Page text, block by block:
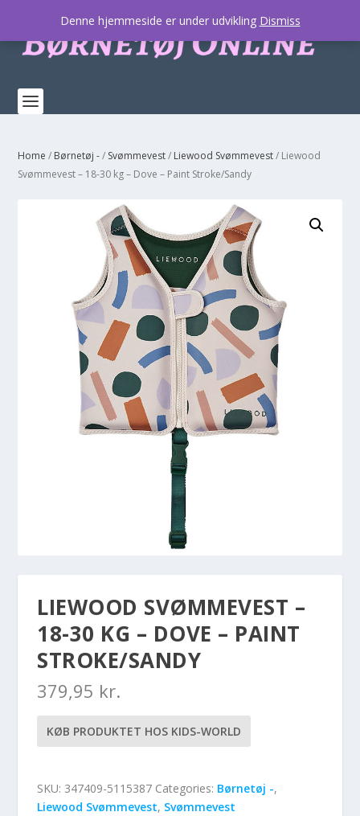
Home / Børnetøj -/ Svømmevest/ Liewood Svømmevest/ Liewood
Svømmevest – 18-30 kg – Dove – Paint Stroke/Sandy
LIEWOOD SVØMMEVEST –
18-30 KG – DOVE – PAINT
STROKE/SANDY
379,95 kr.
KØB PRODUKTET HOS KIDS-WORLD
SKU: 347409-5115387 Categories: Børnetøj -,
Liewood Svømmevest, Svømmevest
Denne hjemmeside er under udvikling Dismiss